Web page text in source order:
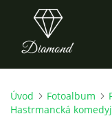
ÚVOD
Úvod Fotoalbum
Hastrmancká